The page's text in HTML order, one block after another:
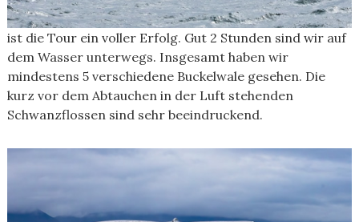
ist die Tour ein voller Erfolg. Gut 2 Stunden sind wir auf
dem Wasser unterwegs. Insgesamt haben wir
mindestens 5 verschiedene Buckelwale gesehen. Die
kurz vor dem Abtauchen in der Luft stehenden
Schwanzflossen sind sehr beeindruckend.